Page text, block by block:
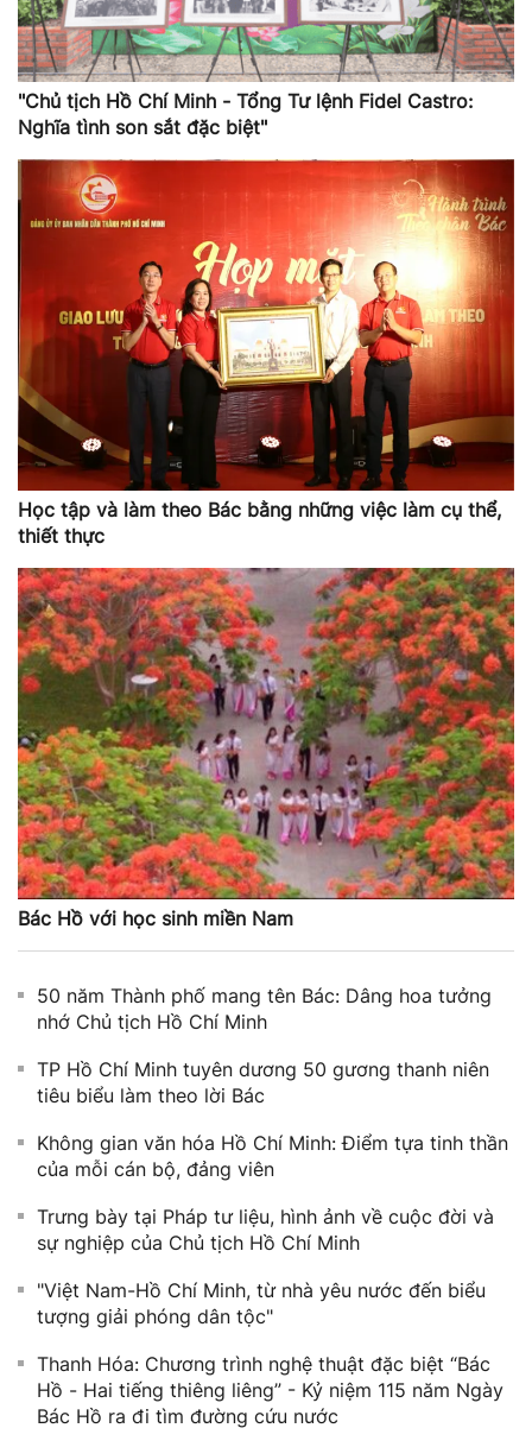
"Chủ tịch Hồ Chí Minh - Tổng Tư lệnh Fidel Castro:
Nghĩa tình son sắt đặc biệt"
Học tập và làm theo Bác bằng những việc làm cụ thể,
thiết thực
Bác Hồ với học sinh miền Nam
50 năm Thành phố mang tên Bác: Dâng hoa tưởng
nhớ Chủ tịch Hồ Chí Minh
TP Hồ Chí Minh tuyên dương 50 gương thanh niên
tiêu biểu làm theo lời Bác
Không gian văn hóa Hồ Chí Minh: Điểm tựa tinh thần
của mỗi cán bộ, đảng viên
Trưng bày tại Pháp tư liệu, hình ảnh về cuộc đời và
sự nghiệp của Chủ tịch Hồ Chí Minh
"Việt Nam-Hồ Chí Minh, từ nhà yêu nước đến biểu
tượng giải phóng dân tộc"
Thanh Hóa: Chương trình nghệ thuật đặc biệt “Bác
Hồ - Hai tiếng thiêng liêng” - Kỷ niệm 115 năm Ngày
Bác Hồ ra đi tìm đường cứu nước